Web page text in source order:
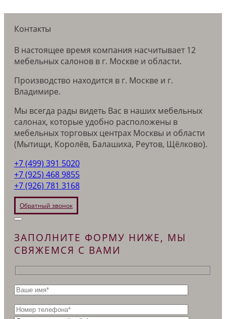
Контакты
В настоящее время компания насчитывает 12
мебельных салонов в г. Москве и области.
Производство находится в г. Москве и г.
Владимире.
Мы всегда рады видеть Вас в наших мебельных
салонах, которые удобно расположены в
мебельных торговых центрах Москвы и области
(Мытищи, Королёв, Балашиха, Реутов, Щёлково).
+7 (499) 391 5020
+7 (925) 468 9855
+7 (926) 781 3168
Обратный звонок
ЗАПОЛНИТЕ ФОРМУ НИЖЕ, МЫ
СВЯЖЕМСЯ С ВАМИ